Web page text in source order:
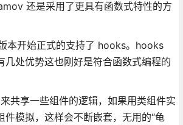
还是采用了更具有函数式特性的方
本开始正式的支持了 hooks。hooks
几处优势这也刚好是符合函数式编程的
共享一些组件的逻辑，如果用类组件实
件模拟，这样会不断嵌套，无用的“龟